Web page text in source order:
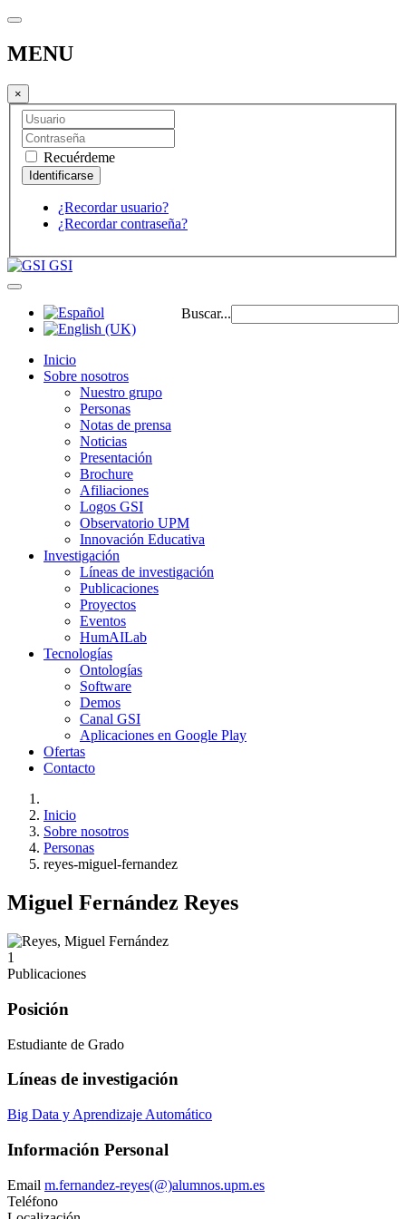
MENU
×
Recuérdeme
¿Recordar usuario?
¿Recordar contraseña?
GSI
Buscar...
Inicio
Sobre nosotros
Nuestro grupo
Personas
Notas de prensa
Noticias
Presentación
Brochure
Afiliaciones
Logos GSI
Observatorio UPM
Innovación Educativa
Investigación
Líneas de investigación
Publicaciones
Proyectos
Eventos
HumAILab
Tecnologías
Ontologías
Software
Demos
Canal GSI
Aplicaciones en Google Play
Ofertas
Contacto
Inicio
Sobre nosotros
Personas
reyes-miguel-fernandez
Miguel Fernández Reyes
1
Publicaciones
Posición
Estudiante de Grado
Líneas de investigación
Big Data y Aprendizaje Automático
Información Personal
Email m.fernandez-reyes(@)alumnos.upm.es
Teléfono